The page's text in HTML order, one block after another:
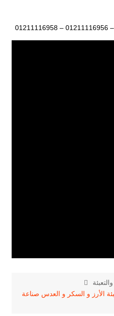
الأرز و السكر و العدس صناعة